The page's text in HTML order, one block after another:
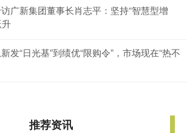
广新集团董事长肖志平：坚持“智慧型增
发“日光基”到绩优“限购令”，市场现在“热不
推荐资讯